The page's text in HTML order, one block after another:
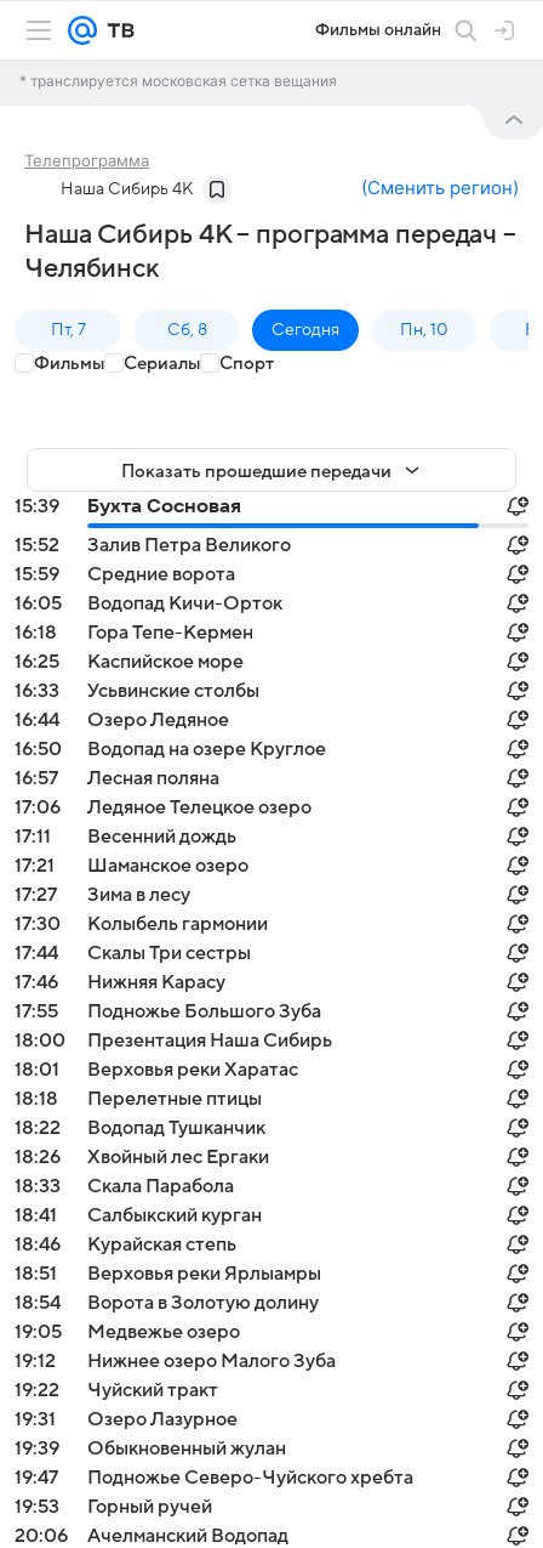
Фильмы онлайн
* транслируется московская сетка вещания
Телепрограмма
Наша Сибирь 4К (Сменить регион)
Наша Сибирь 4К – программа передач –
Челябинск
Пт, 7 Сб, 8 Сегодня Пн, 10
Фильмы Сериалы Спорт
Показать прошедшие передачи
15:39
Бухта Сосновая
15:52
Залив Петра Великого
15:59
Средние ворота
16:05
Водопад Кичи-Орток
16:18
Гора Тепе-Кермен
16:25
Каспийское море
16:33
Усьвинские столбы
16:44
Озеро Ледяное
16:50
Водопад на озере Круглое
16:57
Лесная поляна
17:06
Ледяное Телецкое озеро
17:11
Весенний дождь
17:21
Шаманское озеро
17:27
Зима в лесу
17:30
Колыбель гармонии
17:44
Скалы Три сестры
17:46
Нижняя Карасу
17:55
Подножье Большого Зуба
18:00
Презентация Наша Сибирь
18:01
Верховья реки Харатас
18:18
Перелетные птицы
18:22
Водопад Тушканчик
18:26
Хвойный лес Ергаки
18:33
Скала Парабола
18:41
Салбыкский курган
18:46
Курайская степь
18:51
Верховья реки Ярлыамры
18:54
Ворота в Золотую долину
19:05
Медвежье озеро
19:12
Нижнее озеро Малого Зуба
19:22
Чуйский тракт
19:31
Озеро Лазурное
19:39
Обыкновенный жулан
19:47
Подножье Северо-Чуйского хребта
19:53
Горный ручей
20:06
Ачелманский Водопад